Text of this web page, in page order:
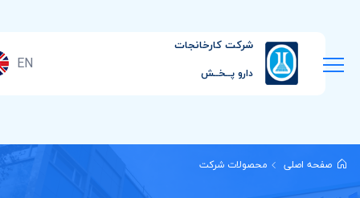
شرکت کارخانجات
دارو پــخــش
صفحه اصلی محصولات شرکت